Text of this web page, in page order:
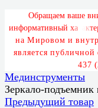
Обращаем ваше вн
информативный ха акте
на Мировом и внутр
является публичной
437 (
Мединструменты
Зеркало-
Предыдущий товар